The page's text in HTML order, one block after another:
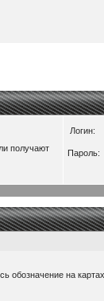
получают
Логин:
Пароль:
обозначение на